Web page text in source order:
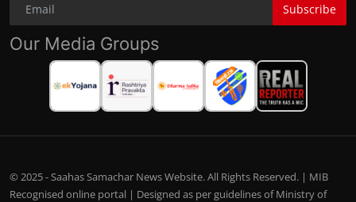
Subscribe
Our Media Groups
© 2025 - Saahas Samachar News Website. All Rights Reserved. | MIB
Recognised online portal | Designed as per guidelines of Ministry of